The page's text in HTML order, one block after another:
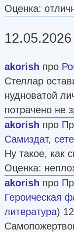
Оценка:
12.05.2026
akorish про
Стеллар
нудноватой
потрачено не
akorish про
Самиздат,
Ну такое, как
Оценка:
akorish про
Героическая
литература)